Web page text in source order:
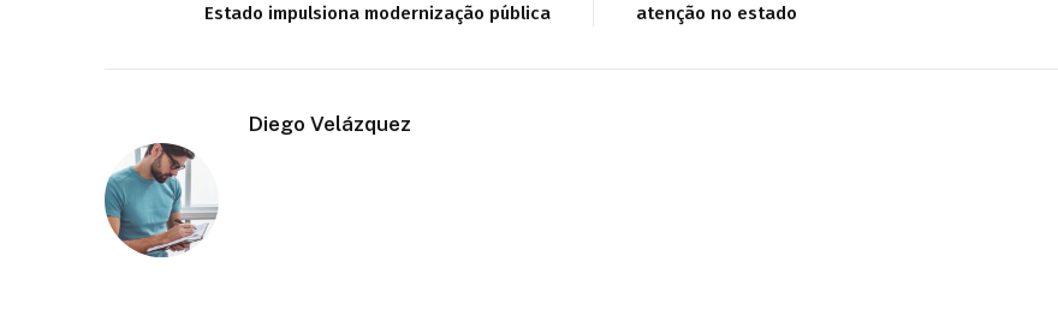
Estado impulsiona modernização pública
atenção no estado
Diego Velázquez